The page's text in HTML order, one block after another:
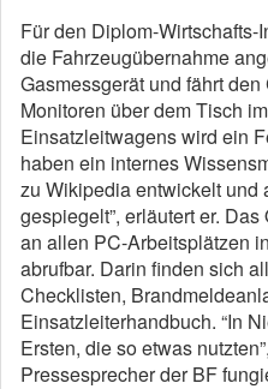
Für den Diplom-
die Fahrzeugübernahme
Gasmessgerät und fährt
Monitoren über dem Tisch
Einsatzleitwagens wird ein
haben ein internes
zu Wikipedia entwickelt und
gespiegelt”, erläutert er.
an allen PC-Arbeitsplätzen
abrufbar. Darin finden sich
Checklisten,
Einsatzleiterhandbuch. “In
Ersten, die so etwas
Pressesprecher der BF